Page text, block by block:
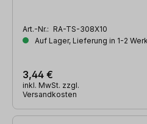
Art.-Nr.: RA-TS-308X10
Auf Lager, Lieferung in 1-2
3,44 €
inkl. MwSt. zzgl.
Versandkosten